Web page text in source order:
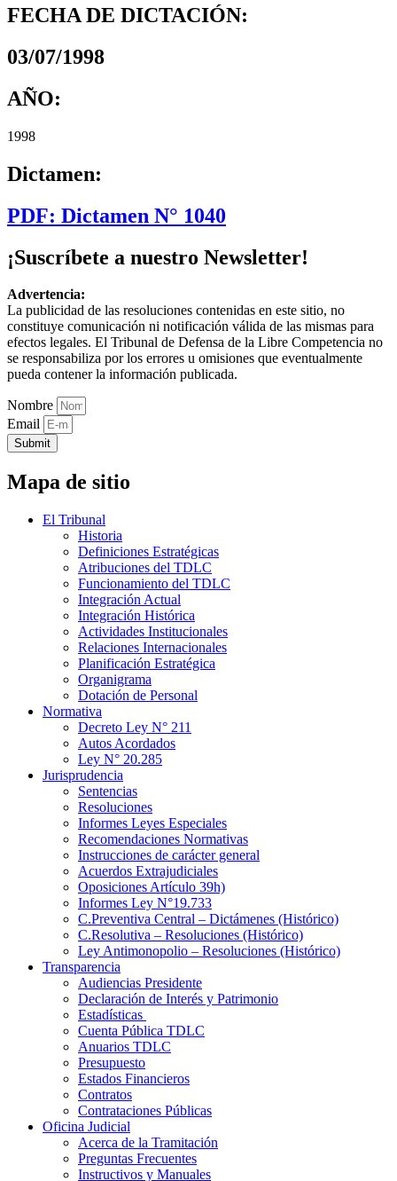
FECHA DE DICTACIÓN:
03/07/1998
AÑO:
1998
Dictamen:
PDF: Dictamen N° 1040
¡Suscríbete a nuestro Newsletter!
Advertencia:
La publicidad de las resoluciones contenidas en este sitio, no
constituye comunicación ni notificación válida de las mismas para
efectos legales. El Tribunal de Defensa de la Libre Competencia no
se responsabiliza por los errores u omisiones que eventualmente
pueda contener la información publicada.
Nombre
Email
Submit
Mapa de sitio
El Tribunal
Historia
Definiciones Estratégicas
Atribuciones del TDLC
Funcionamiento del TDLC
Integración Actual
Integración Histórica
Actividades Institucionales
Relaciones Internacionales
Planificación Estratégica
Organigrama
Dotación de Personal
Normativa
Decreto Ley N° 211
Autos Acordados
Ley N° 20.285
Jurisprudencia
Sentencias
Resoluciones
Informes Leyes Especiales
Recomendaciones Normativas
Instrucciones de carácter general
Acuerdos Extrajudiciales
Oposiciones Artículo 39h)
Informes Ley N°19.733
C.Preventiva Central – Dictámenes (Histórico)
C.Resolutiva – Resoluciones (Histórico)
Ley Antimonopolio – Resoluciones (Histórico)
Transparencia
Audiencias Presidente
Declaración de Interés y Patrimonio
Estadísticas
Cuenta Pública TDLC
Anuarios TDLC
Presupuesto
Estados Financieros
Contratos
Contrataciones Públicas
Oficina Judicial
Acerca de la Tramitación
Preguntas Frecuentes
Instructivos y Manuales